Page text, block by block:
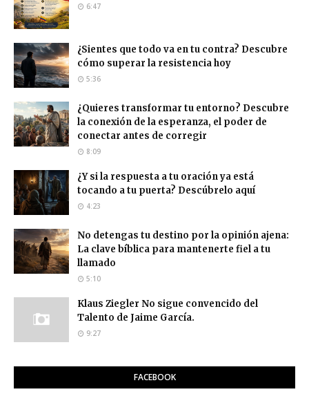
6:47
¿Sientes que todo va en tu contra? Descubre
cómo superar la resistencia hoy
5:36
¿Quieres transformar tu entorno? Descubre
la conexión de la esperanza, el poder de
conectar antes de corregir
8:09
¿Y si la respuesta a tu oración ya está
tocando a tu puerta? Descúbrelo aquí
4:23
No detengas tu destino por la opinión ajena:
La clave bíblica para mantenerte fiel a tu
llamado
5:10
Klaus Ziegler No sigue convencido del
Talento de Jaime García.
9:27
FACEBOOK